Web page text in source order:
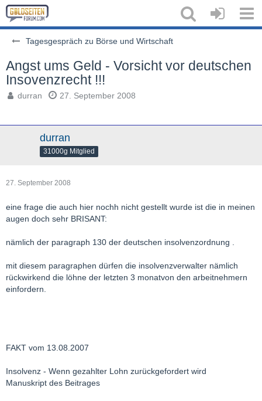
Tagesgespräch zu Börse und Wirtschaft
Angst ums Geld - Vorsicht vor deutschen
Insovenzrecht !!!
durran 27. September 2008
durran
31000g Mitglied
27. September 2008
eine frage die auch hier nochh nicht gestellt wurde ist die in meinen
augen doch sehr BRISANT:
nämlich der paragraph 130 der deutschen insolvenzordnung .
mit diesem paragraphen dürfen die insolvenzverwalter nämlich
rückwirkend die löhne der letzten 3 monatvon den arbeitnehmern
einfordern.
FAKT vom 13.08.2007
Insolvenz - Wenn gezahlter Lohn zurückgefordert wird
Manuskript des Beitrages